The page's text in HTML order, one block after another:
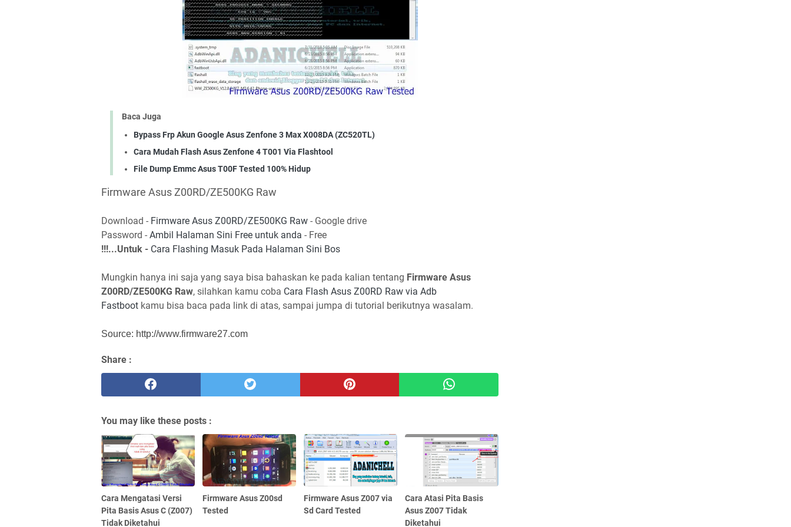
Baca Juga
Bypass Frp Akun Google Asus Zenfone 3 Max X008DA (ZC520TL)
Cara Mudah Flash Asus Zenfone 4 T001 Via Flashtool
File Dump Emmc Asus T00F Tested 100% Hidup
Firmware Asus Z00RD/ZE500KG Raw
Download - Firmware Asus Z00RD/ZE500KG Raw - Google drive
Password - Ambil Halaman Sini Free untuk anda - Free
!!!...Untuk - Cara Flashing Masuk Pada Halaman Sini Bos
Mungkin hanya ini saja yang saya bisa bahaskan ke pada kalian tentang Firmware Asus
Z00RD/ZE500KG Raw, silahkan kamu coba Cara Flash Asus Z00RD Raw via Adb
Fastboot kamu bisa baca pada link di atas, sampai jumpa di tutorial berikutnya wasalam.
Source: http://www.firmware27.com
Share :
You may like these posts :
Cara Mengatasi Versi
Pita Basis Asus C (Z007)
Tidak Diketahui
Firmware Asus Z00sd
Tested
Firmware Asus Z007 via
Sd Card Tested
Cara Atasi Pita Basis
Asus Z007 Tidak
Diketahui